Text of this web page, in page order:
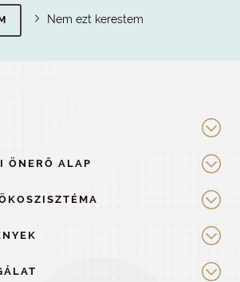
Nem ezt kerestem
ÖNERŐ ALAP